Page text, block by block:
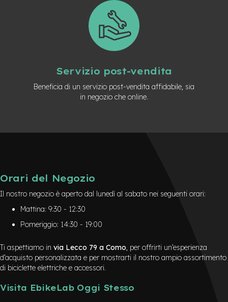
Servizio post-vendita
Beneficia di un servizio post-vendita affidabile, sia
in negozio che online.
Orari del Negozio
Il nostro negozio è aperto dal lunedì al sabato nei seguenti orari:
Mattina: 9:30 - 12:30
Pomeriggio: 14:30 - 19:00
Ti aspettiamo in via Lecco 79 a Como, per offrirti un’esperienza
d’acquisto personalizzata e per mostrarti il nostro ampio assortimento
di biciclette elettriche e accessori.
Visita EbikeLab Oggi Stesso